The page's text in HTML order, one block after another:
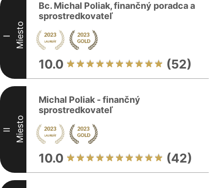
I Miesto
Bc. Michal Poliak, finančný poradca a
sprostredkovateľ
10.0 (52)
II Miesto
Michal Poliak - finančný
sprostredkovateľ
10.0 (42)